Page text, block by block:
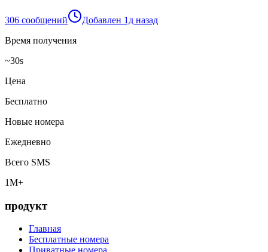
306 сообщений Добавлен 1д назад
Время получения
~30s
Цена
Бесплатно
Новые номера
Ежедневно
Всего SMS
1M+
продукт
Главная
Бесплатные номера